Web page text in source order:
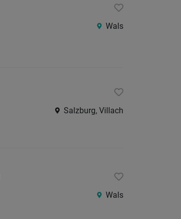
Wals
Salzburg, Villach
Wals